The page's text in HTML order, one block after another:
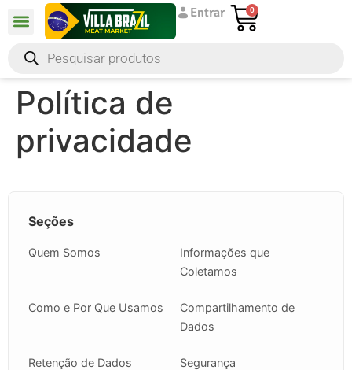
Entrar 0
Política de
privacidade
Seções
Quem Somos
Informações que
Coletamos
Como e Por Que Usamos
Compartilhamento de
Dados
Retenção de Dados Segurança